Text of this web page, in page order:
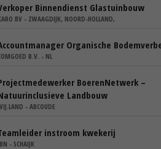
Binnendienst Glastuinbouw
BV - ZWAAGDIJK, NOORD-HOLLAND,
Organische
B.V. - NL
BoerenNetwerk –
Landbouw
- ABCOUDE
instroom kwekerij
- SCHAIJK